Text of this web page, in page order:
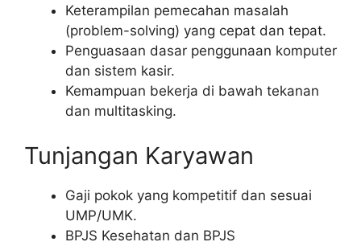
Keterampilan pemecahan masalah
(problem-solving) yang cepat dan tepat.
Penguasaan dasar penggunaan komputer
dan sistem kasir.
Kemampuan bekerja di bawah tekanan
dan multitasking.
Tunjangan Karyawan
Gaji pokok yang kompetitif dan sesuai
UMP/UMK.
BPJS Kesehatan dan BPJS